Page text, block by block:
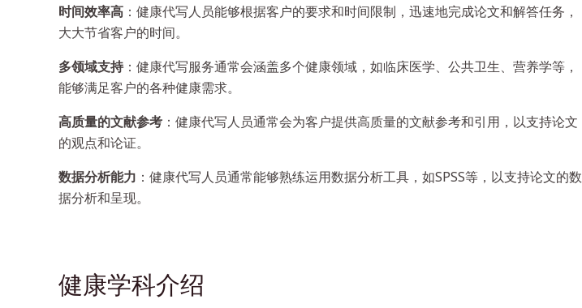
时间效率高 ：健康代写人员能够根据客户的要求和时间限制，迅速地完成论文和解答任务，
大大节省客户的时间。
多领域支持：健康代写服务通常会涵盖多个健康领域，如临床医学、公共卫生、营养学等，
能够满足客户的各种健康需求。
高质量的文献参考 ：健康代写人员通常会为客户提供高质量的文献参考和引用，以支持论文
的观点和论证。
数据分析能力 ：健康代写人员通常能够熟练运用数据分析工具，如SPSS等，以支持论文的数
据分析和呈现。
健康学科介绍